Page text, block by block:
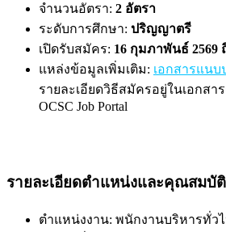
จำนวนอัตรา: 2 อัตรา
ระดับการศึกษา: ปริญญาตรี
เปิดรับสมัคร: 16 กุมภาพันธ์ 2569
แหล่งข้อมูลเพิ่มเติม: เอกสารแน
รายละเอียดวิธีสมัครอยู่ในเอกสา
OCSC Job Portal
รายละเอียดตำแหน่งและคุณสมบั
ตำแหน่งงาน: พนักงานบริหารทั่ว